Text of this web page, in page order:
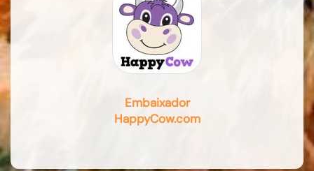
Embaixador
HappyCow.com